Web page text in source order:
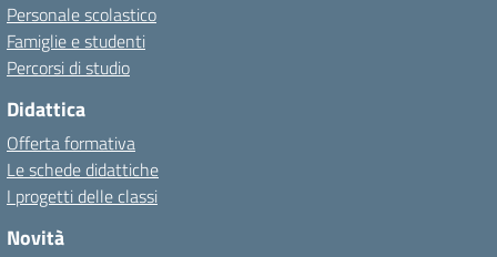
Personale scolastico
Famiglie e studenti
Percorsi di studio
Didattica
Offerta formativa
Le schede didattiche
I progetti delle classi
Novità